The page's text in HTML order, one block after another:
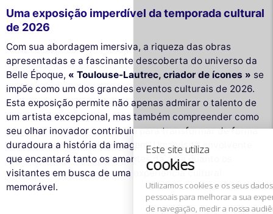
Este site utiliza
cookies
Utilizamos cookies e os seus dados
pessoais para melhorar a sua experiência
de navegação, medir a nossa audiência e personalizar os anúncios
publicitários que lhe são apresentados. Pode aceitar, rejeitar ou
gerir as suas preferências a qualquer momento.
Consentimentos certificados por
Nunca! Deixe-me ver Ok para mim
Uma exposição imperdível da temporada cultural
de 2026
Com sua abordagem imersiva, a riqueza das obras
apresentadas e a fascinante descoberta do universo da
Belle Époque, « Toulouse-Lautrec, criador de ícones » se
impõe como um dos grandes eventos culturais de 2026.
Esta exposição permite não apenas admirar o talento de
um artista excepcional, mas também compreender como
seu olhar inovador contribuiu para transformar de forma
duradoura a história da imagem. Uma visita envolvente
que encantará tanto os amantes da arte quanto os
visitantes em busca de uma experiência cultural
memorável.